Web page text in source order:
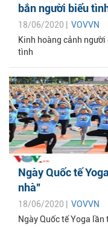
bắn người biểu
18/06/2020 | VOVVN
Kinh hoàng cảnh
tình
Ngày Quốc tế
nhà”
18/06/2020 | VOVVN
Ngày Quốc tế Yoga lần